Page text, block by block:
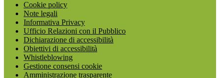
Cookie policy
Note legali
Informativa Privacy
Ufficio Relazioni con il Pubblico
Dichiarazione di accessibilità
Obiettivi di accessibilità
Whistleblowing
Gestione consensi cookie
Amministrazione trasparente